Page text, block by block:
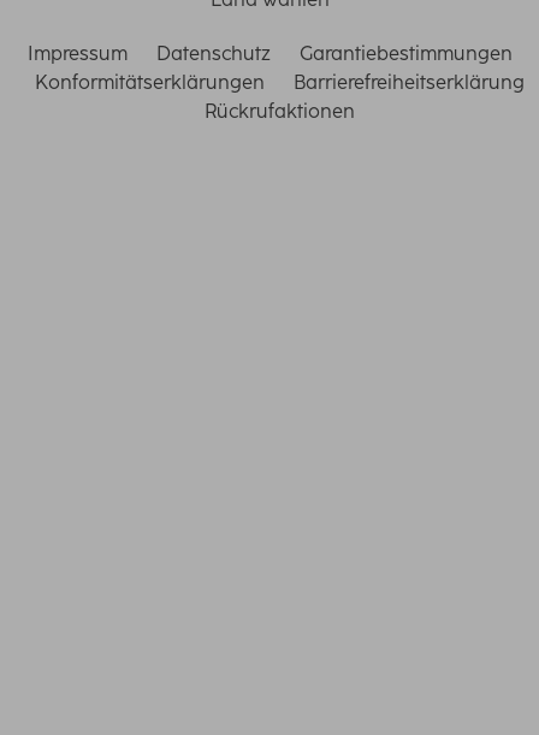
Impressum Datenschutz
Garantiebestimmungen
Konformitätserklärungen
Barrierefreiheitserklärung
Rückrufaktionen